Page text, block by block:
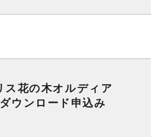
ス花の木オルディア
ウンロード申込み